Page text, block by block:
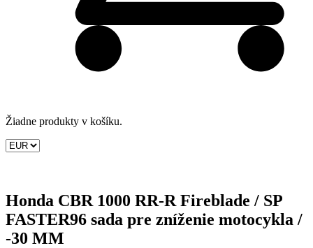
Žiadne produkty v košíku.
Honda CBR 1000 RR-R Fireblade / SP
FASTER96 sada pre zníženie motocykla /
-30 MM